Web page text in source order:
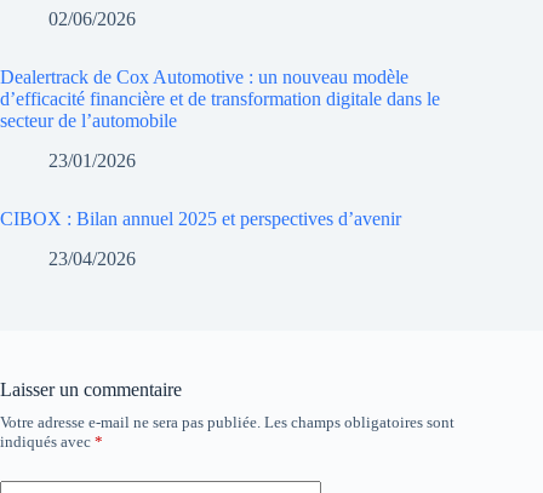
02/06/2026
Dealertrack de Cox Automotive : un nouveau modèle
d’efficacité financière et de transformation digitale dans le
secteur de l’automobile
23/01/2026
CIBOX : Bilan annuel 2025 et perspectives d’avenir
23/04/2026
Laisser un commentaire
Votre adresse e-mail ne sera pas publiée. Les champs obligatoires sont
indiqués avec *